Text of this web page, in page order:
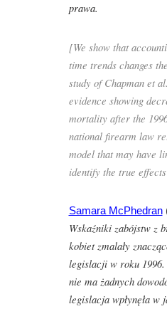
prawa.
[We show that
time trends changes
study of Chapman et
evidence showing
mortality after the
national firearm law
model that may have
identify the true
Samara McPhedran
Wskaźniki zabójstw z
kobiet zmalały
legislacjiw roku
nie ma żadnych
legislacja wpłynęła w